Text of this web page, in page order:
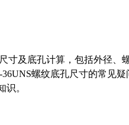
寸及底孔计算，包括外径、
螺纹底孔尺寸的常见
识。